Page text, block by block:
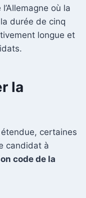
où la
durée de cinq
longue et
la
certaines
candidat à
code de la